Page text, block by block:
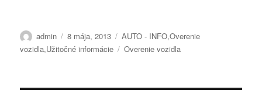
at
Autor
admin Publikované
8 mája, 2013 Kategórie
AUTO - INFO,Overenie
vozidla,Užitočné informácie Značky
Overenie vozidla